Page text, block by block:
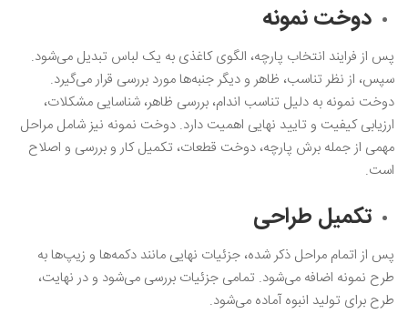
دوخت نمونه
پس از فرایند انتخاب پارچه، الگوی کاغذی به یک لباس تبدیل می‌شود.
سپس، از نظر تناسب، ظاهر و دیگر جنبه‌ها مورد بررسی قرار می‌گیرد.
دوخت نمونه به دلیل تناسب اندام، بررسی ظاهر، شناسایی مشکلات،
ارزیابی‌ کیفیت و تایید نهایی اهمیت دارد. دوخت نمونه نیز شامل مراحل
مهمی از جمله برش پارچه، دوخت قطعات، تکمیل کار و بررسی و اصلاح
است.
تکمیل طراحی
پس از اتمام مراحل ذکر شده، جزئیات نهایی مانند دکمه‌ها و زیپ‌ها به
طرح نمونه اضافه می‌شود. تمامی جزئیات بررسی می‌شود و در نهایت،
طرح برای تولید انبوه آماده می‌شود.